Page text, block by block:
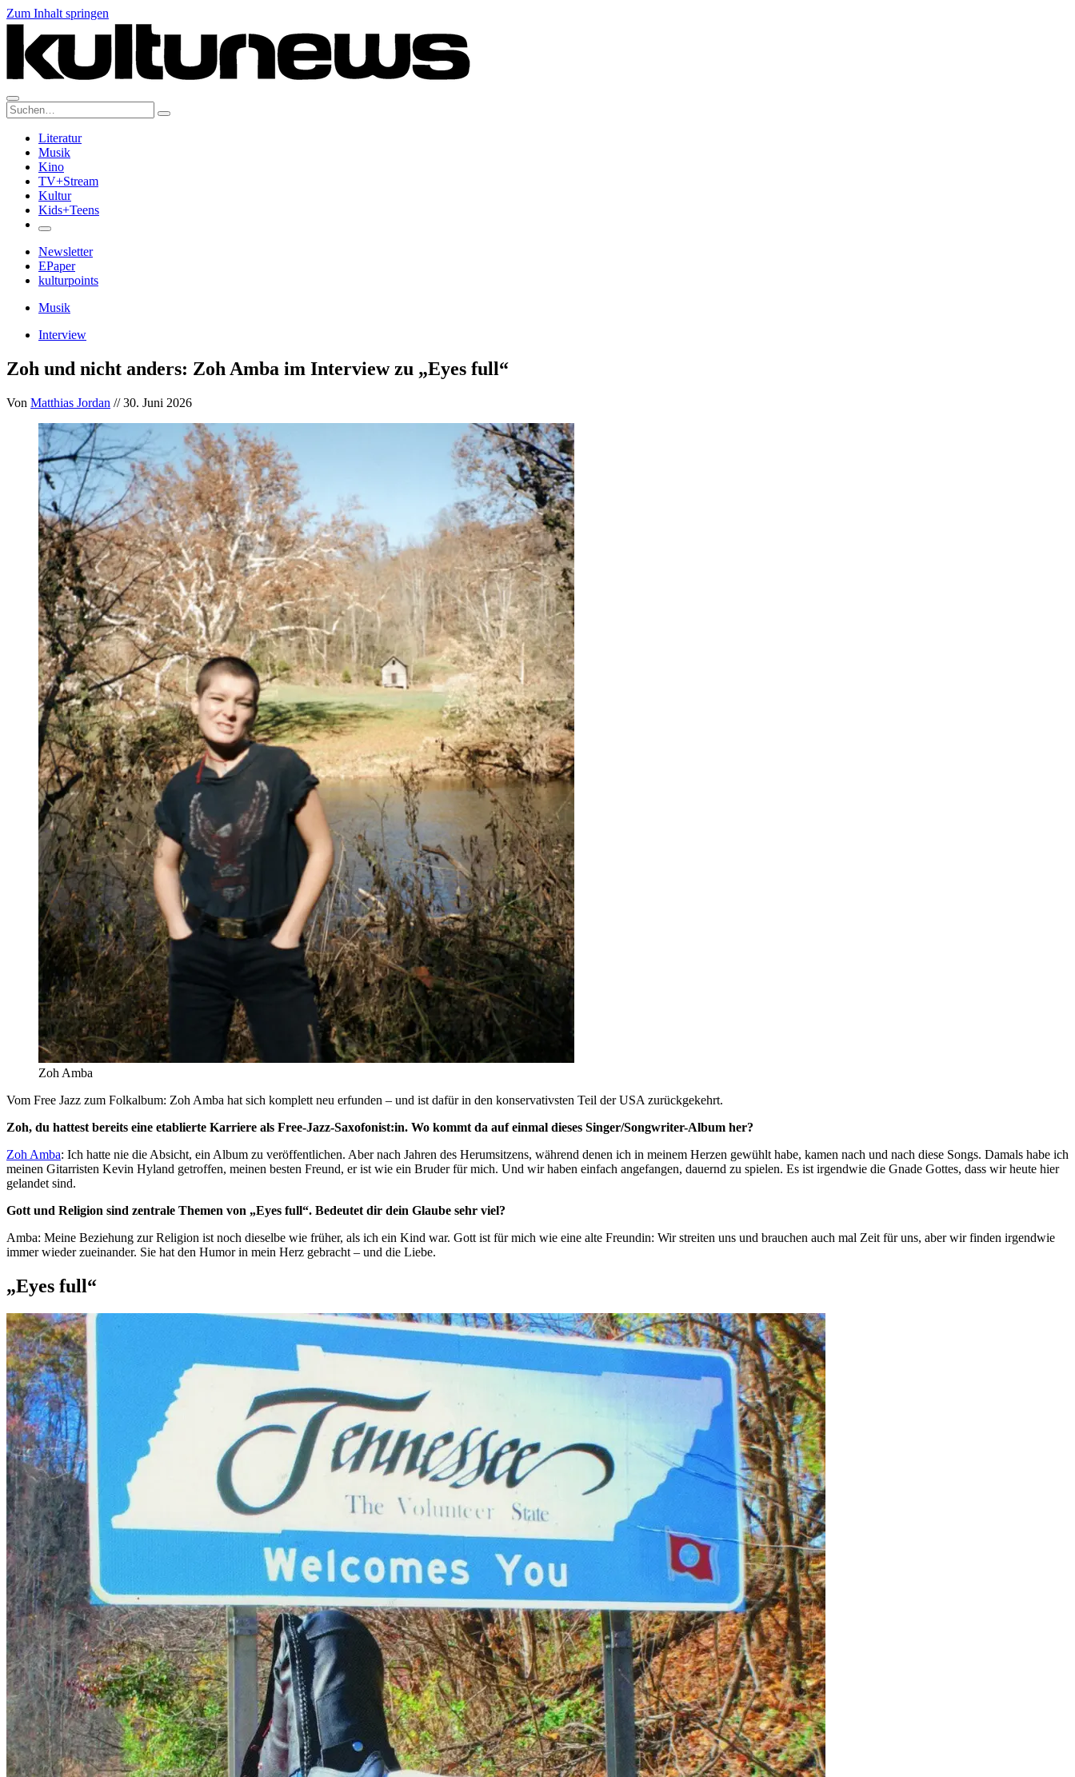
Zum Inhalt springen
Suche:
Literatur
Musik
Kino
TV+Stream
Kultur
Kids+Teens
Newsletter
EPaper
kulturpoints
Musik
Interview
Zoh und nicht anders: Zoh Amba im Interview zu „Eyes full“
Von Matthias Jordan // 30. Juni 2026
Zoh Amba
Vom Free Jazz zum Folkalbum: Zoh Amba hat sich komplett neu erfunden – und ist dafür in den konservativsten Teil der USA zurückgekehrt.
Zoh, du hattest bereits eine etablierte Karriere als Free-Jazz-Saxofonist:in. Wo kommt da auf einmal dieses Singer/Songwriter-Album her?
Zoh Amba: Ich hatte nie die Absicht, ein Album zu veröffentlichen. Aber nach Jahren des Herumsitzens, während denen ich in meinem Herzen gewühlt habe, kamen nach und nach diese Songs. Damals habe ich
meinen Gitarristen Kevin Hyland getroffen, meinen besten Freund, er ist wie ein Bruder für mich. Und wir haben einfach angefangen, dauernd zu spielen. Es ist irgendwie die Gnade Gottes, dass wir heute hier
gelandet sind.
Gott und Religion sind zentrale Themen von „Eyes full“. Bedeutet dir dein Glaube sehr viel?
Amba: Meine Beziehung zur Religion ist noch dieselbe wie früher, als ich ein Kind war. Gott ist für mich wie eine alte Freundin: Wir streiten uns und brauchen auch mal Zeit für uns, aber wir finden irgendwie
immer wieder zueinander. Sie hat den Humor in mein Herz gebracht – und die Liebe.
„Eyes full“